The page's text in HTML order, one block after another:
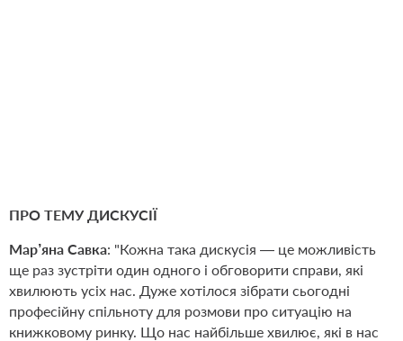
ПРО ТЕМУ ДИСКУСІЇ
Мар’яна Савка: "Кожна така дискусія — це можливість
ще раз зустріти один одного і обговорити справи, які
хвилюють усіх нас. Дуже хотілося зібрати сьогодні
професійну спільноту для розмови про ситуацію на
книжковому ринку. Що нас найбільше хвилює, які в нас